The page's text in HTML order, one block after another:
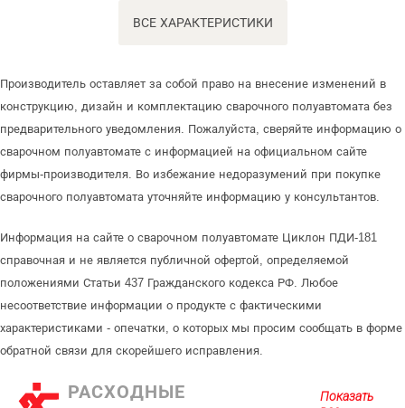
ВСЕ ХАРАКТЕРИСТИКИ
Производитель оставляет за собой право на внесение изменений в
конструкцию, дизайн и комплектацию сварочного полуавтомата без
предварительного уведомления. Пожалуйста, сверяйте информацию о
сварочном полуавтомате с информацией на официальном сайте
фирмы-производителя. Во избежание недоразумений при покупке
сварочного полуавтомата уточняйте информацию у консультантов.
Информация на сайте о сварочном полуавтомате Циклон ПДИ-181
справочная и не является публичной офертой, определяемой
положениями Статьи 437 Гражданского кодекса РФ. Любое
несоответствие информации о продукте с фактическими
характеристиками - опечатки, о которых мы просим сообщать в форме
обратной связи для скорейшего исправления.
РАСХОДНЫЕ
Показать